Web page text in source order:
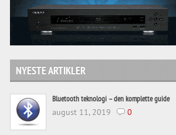
NYESTE ARTIKLER
Bluetooth teknologi – den komplette guide
august 11, 2019 0